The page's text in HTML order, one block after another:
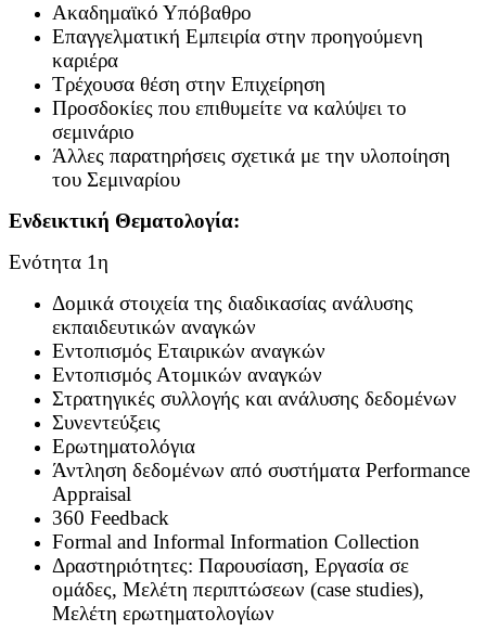
Ακαδημαϊκό Υπόβαθρο
Επαγγελματική Εμπειρία στην προηγούμενη
καριέρα
Tρέχουσα θέση στην Επιχείρηση
Προσδοκίες που επιθυμείτε να καλύψει το
σεμινάριο
Άλλες παρατηρήσεις σχετικά με την υλοποίηση
του Σεμιναρίου
Ενδεικτική Θεματολογία:
Ενότητα 1η
Δομικά στοιχεία της διαδικασίας ανάλυσης
εκπαιδευτικών αναγκών
Εντοπισμός Εταιρικών αναγκών
Εντοπισμός Ατομικών αναγκών
Στρατηγικές συλλογής και ανάλυσης δεδομένων
Συνεντεύξεις
Ερωτηματολόγια
Άντληση δεδομένων από συστήματα Performance
Appraisal
360 Feedback
Formal and Informal Information Collection
Δραστηριότητες: Παρουσίαση, Εργασία σε
ομάδες, Μελέτη περιπτώσεων (case studies),
Μελέτη ερωτηματολογίων